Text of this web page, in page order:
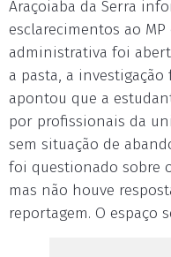
Araçoiaba da Serra
esclarecimentos ao
administrativa foi
a pasta, a
apontou que a
por profissionais da
sem situação de
foi questionado sobre
mas não houve
reportagem. O espaço